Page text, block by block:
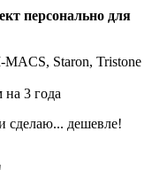
персонально для
Staron, Tristone
на 3 года
сделаю... дешевле!